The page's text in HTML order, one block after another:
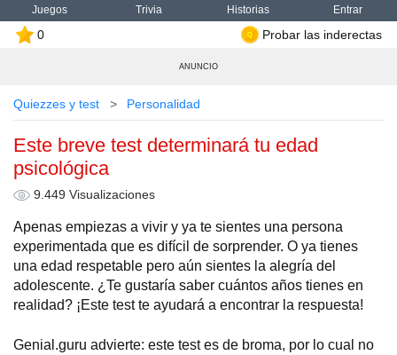
Juegos Trivia Historias Entrar
0 Probar las inderectas
ANUNCIO
Quiezzes y test Personalidad
Este breve test determinará tu edad
psicológica
9.449 Visualizaciones
Apenas empiezas a vivir y ya te sientes una persona
experimentada que es difícil de sorprender. O ya tienes
una edad respetable pero aún sientes la alegría del
adolescente. ¿Te gustaría saber cuántos años tienes en
realidad? ¡Este test te ayudará a encontrar la respuesta!
Genial.guru advierte: este test es de broma, por lo cual no